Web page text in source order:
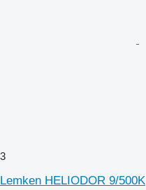
3
Lemken HELIODOR 9/500K